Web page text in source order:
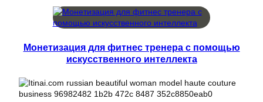
Монетизация для фитнес тренера с помощью
искусственного интеллекта